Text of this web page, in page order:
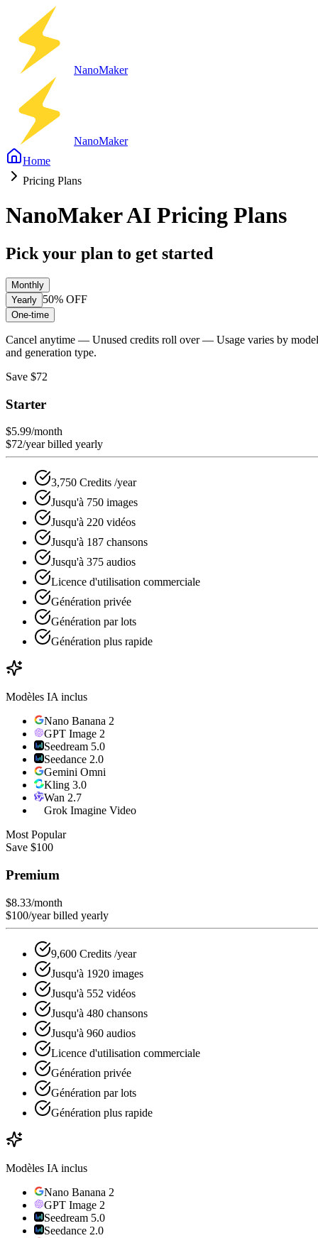
NanoMaker
NanoMaker
Home
Pricing Plans
NanoMaker AI Pricing Plans
Pick your plan to get started
Monthly
Yearly 50% OFF
One-time
Cancel anytime — Unused credits roll over— Usage varies by model
and generation type.
Save $72
Starter
$5.99/month
$72/year billed yearly
3,750 Credits /year
Jusqu'à 750 images
Jusqu'à 220 vidéos
Jusqu'à 187 chansons
Jusqu'à 375 audios
Licence d'utilisation commerciale
Génération privée
Génération par lots
Génération plus rapide
Modèles IA inclus
Nano Banana 2
GPT Image 2
Seedream 5.0
Seedance 2.0
Gemini Omni
Kling 3.0
Wan 2.7
Grok Imagine Video
Most Popular
Save $100
Premium
$8.33/month
$100/year billed yearly
9,600 Credits /year
Jusqu'à 1920 images
Jusqu'à 552 vidéos
Jusqu'à 480 chansons
Jusqu'à 960 audios
Licence d'utilisation commerciale
Génération privée
Génération par lots
Génération plus rapide
Modèles IA inclus
Nano Banana 2
GPT Image 2
Seedream 5.0
Seedance 2.0